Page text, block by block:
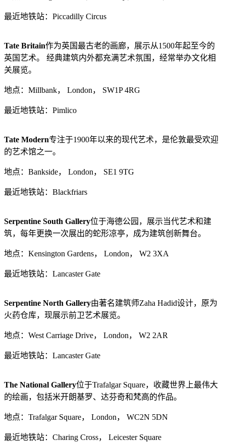
最近地铁站：Piccadilly Circus
Tate Britain作为英国最古老的画廊，展示从1500年起至今的
英国艺术。 经典建筑内外都充满艺术氛围，经常举办文化相
关展览。
地点：Millbank， London， SW1P 4RG
最近地铁站：Pimlico
Tate Modern专注于1900年以来的现代艺术，是伦敦最受欢迎
的艺术馆之一。
地点：Bankside， London， SE1 9TG
最近地铁站：Blackfriars
Serpentine South Gallery位于海德公园，展示当代艺术和建
筑，每年更换一次展出的蛇形凉亭，成为建筑创新舞台。
地点：Kensington Gardens， London， W2 3XA
最近地铁站：Lancaster Gate
Serpentine North Gallery由著名建筑师Zaha Hadid设计，原为
火药仓库，现展示前卫艺术展览。
地点：West Carriage Drive， London， W2 2AR
最近地铁站：Lancaster Gate
The National Gallery位于Trafalgar Square，收藏世界上最伟大
的绘画，包括米开朗基罗、达芬奇和梵高的作品。
地点：Trafalgar Square， London， WC2N 5DN
最近地铁站：Charing Cross， Leicester Square